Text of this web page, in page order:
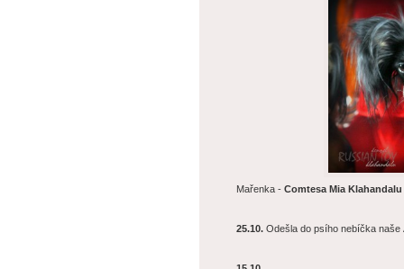
Mařenka - Comtesa Mia Klahandalu
25.10. Odešla do psího nebíčka naše